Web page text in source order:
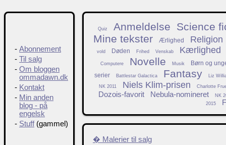
Quiz Anmeldelse
Science
Mine tekster
Ærlighed Religion
vold Døden Frihed Venskab Kærlighed
Computere Novelle Musik
Børn og
serier
Battlestar Galactica Fantasy Liz
NK 2011 Niels Klim-prisen Charlotte
Dozois-favorit Nebula-nomineret
NK
2015
� Malerier til salg
- Abonnement
- Til salg
- Om bloggen
ommadawn.dk
- Kontakt
- Min anden
blog - på
engelsk
- Stuff(gammel)